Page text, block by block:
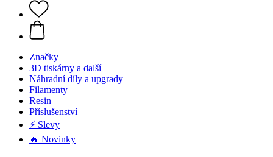
Značky
3D tiskárny a další
Náhradní díly a upgrady
Filamenty
Resin
Příslušenství
⚡ Slevy
🔥 Novinky